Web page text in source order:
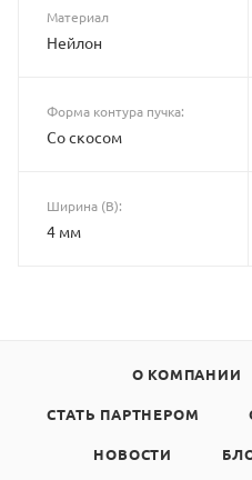
Материал
Нейлон
Форма контура пучка:
Со скосом
Ширина (B):
4 мм
О КОМПАНИИ
СТАТЬ ПАРТНЕРОМ
НОВОСТИ